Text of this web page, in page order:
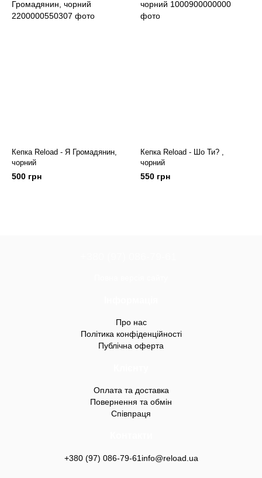
Кепка Reload - Я Громадянин,
чорний
500 грн
Кепка Reload - Шо Ти? ,
чорний
550 грн
Про нас
Політика конфіденційності
Публічна оферта
Оплата та доставка
Повернення та обмін
Співпраця
+380 (97) 086-79-61 info@reload.ua